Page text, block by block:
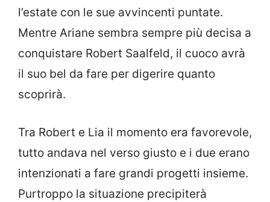
l’estate con le sue avvincenti puntate.
Mentre Ariane sembra sempre più decisa a
conquistare Robert Saalfeld, il cuoco avrà
il suo bel da fare per digerire quanto
scoprirà.
Tra Robert e Lia il momento era favorevole,
tutto andava nel verso giusto e i due erano
intenzionati a fare grandi progetti insieme.
Purtroppo la situazione precipiterà